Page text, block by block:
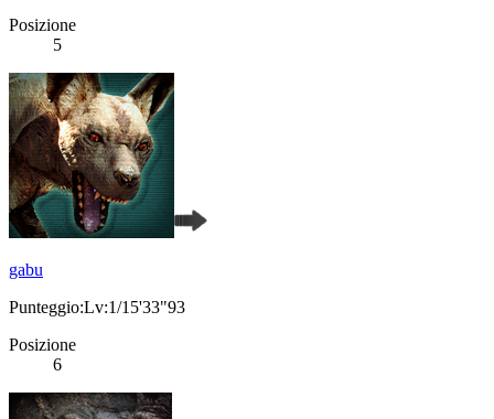
Posizione
5
gabu
Punteggio:Lv:1/15'33"93
Posizione
6